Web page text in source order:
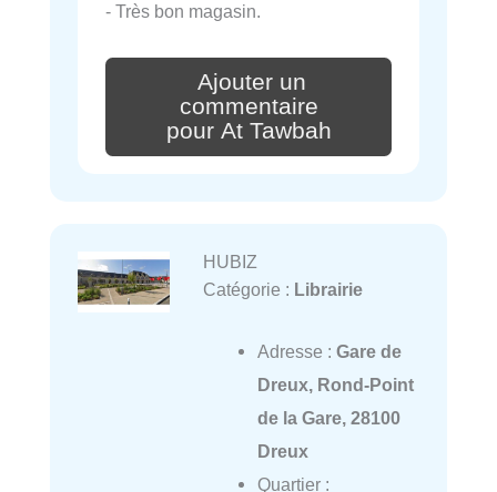
- Très bon magasin.
Ajouter un
commentaire
pour At Tawbah
HUBIZ
Catégorie : Librairie
Adresse : Gare de
Dreux, Rond-Point
de la Gare, 28100
Dreux
Quartier :